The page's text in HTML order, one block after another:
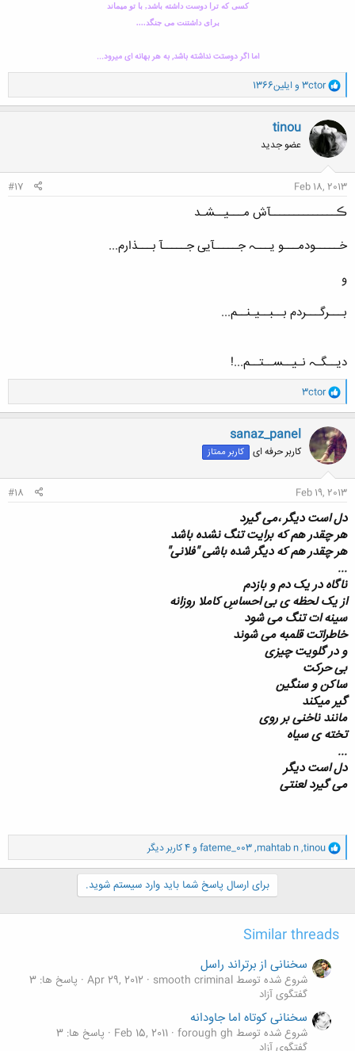
کسی که ترا دوست داشته باشد, با تو میماند
برای داشتنت می جنگد....
اما اگر دوستت نداشته باشد, به هر بهانه ای میرود...
و
ا
ک
ن
ش
ه
ا
3ctor وایلین1366
tinou
عضو جدید
Feb 18, 2013
#17
ڪــــــــــــــآش مـــیــشـد
خـــــودمـــو یـــﮧ جـــــآیی جـــــآ بـــذارم...
و
بـــرگـــردم بــبــیـنــم...
دیــگـﮧ نـیــســتــم...!
و
ا
ک
ن
ش
ه
ا
3ctor
sanaz_panel
کاربر حرفه ای کاربر ممتاز
Feb 19, 2013
#18
دل است دیگر ،می گیرد
هر چقدر هم که برایت تنگ نشده باشد
هر چقدر هم که دیگر شده باشی "فلانی"
...
ناگاه در یک دم و بازدم
از یک لحظه ی بی احساسِ کاملا روزانه
سینه ات تنگ می شود
خاطراتت قلمبه می شوند
و در گلویت چیزی
بی حرکت
ساکن و سنگین
گیر میکند
مانند ناخنی بر روی
تخته ی سیاه
...
دل است دیگر
می گیرد لعنتی
و
ا
ک
:
tinou
,
mahtab n
,
fateme_003 و 4 کاربر دیگر
برای ارسال پاسخ شما باید وارد سیستم شوید.
Similar threads
سخنانی از برتراند راسل
شروع شده توسط smooth criminal Apr 29, 2012 پاسخ ها: 3
گفتگوی آزاد
سخنانی کوتاه اما جاودانه
شروع شده توسط forough gh Feb 15, 2011
پاسخ ها: 3